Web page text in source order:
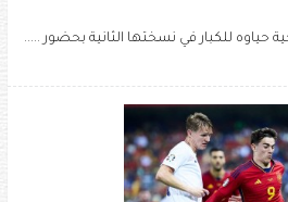
للكبار في نسختها الثانية بحضور .....